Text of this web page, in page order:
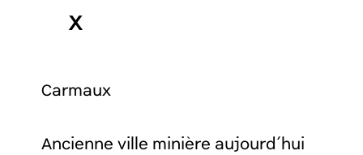
Carmaux
Ancienne ville minière aujourd’hui
X